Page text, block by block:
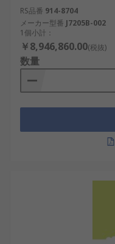
RS品番 914-8704
メーカー型番 J7205B-002
1個小計：
￥8,946,860.00(税抜)
数量